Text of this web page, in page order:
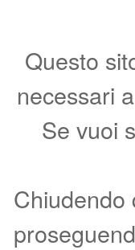
Questo
necessari
Se vuoi
Chiudendo